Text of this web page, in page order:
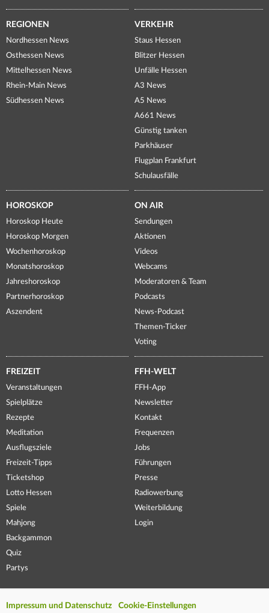
REGIONEN
Nordhessen News
Osthessen News
Mittelhessen News
Rhein-Main News
Südhessen News
VERKEHR
Staus Hessen
Blitzer Hessen
Unfälle Hessen
A3 News
A5 News
A661 News
Günstig tanken
Parkhäuser
Flugplan Frankfurt
Schulausfälle
HOROSKOP
Horoskop Heute
Horoskop Morgen
Wochenhoroskop
Monatshoroskop
Jahreshoroskop
Partnerhoroskop
Aszendent
ON AIR
Sendungen
Aktionen
Videos
Webcams
Moderatoren & Team
Podcasts
News-Podcast
Themen-Ticker
Voting
FREIZEIT
Veranstaltungen
Spielplätze
Rezepte
Meditation
Ausflugsziele
Freizeit-Tipps
Ticketshop
Lotto Hessen
Spiele
Mahjong
Backgammon
Quiz
Partys
FFH-WELT
FFH-App
Newsletter
Kontakt
Frequenzen
Jobs
Führungen
Presse
Radiowerbung
Weiterbildung
Login
Impressum und Datenschutz Cookie-Einstellungen